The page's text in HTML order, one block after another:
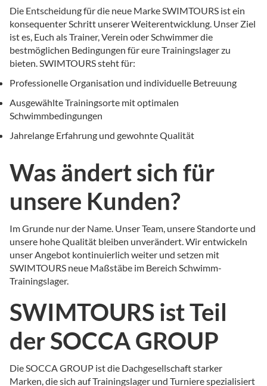
Die Entscheidung für die neue Marke SWIMTOURS ist ein
konsequenter Schritt unserer Weiterentwicklung. Unser Ziel
ist es, Euch als Trainer, Verein oder Schwimmer die
bestmöglichen Bedingungen für eure Trainingslager zu
bieten. SWIMTOURS steht für:
Professionelle Organisation und individuelle Betreuung
Ausgewählte Trainingsorte mit optimalen
Schwimmbedingungen
Jahrelange Erfahrung und gewohnte Qualität
Was ändert sich für
unsere Kunden?
Im Grunde nur der Name. Unser Team, unsere Standorte und
unsere hohe Qualität bleiben unverändert. Wir entwickeln
unser Angebot kontinuierlich weiter und setzen mit
SWIMTOURS neue Maßstäbe im Bereich Schwimm-
Trainingslager.
SWIMTOURS ist Teil
der SOCCA GROUP
Die SOCCA GROUP ist die Dachgesellschaft starker
Marken, die sich auf Trainingslager und Turniere spezialisiert